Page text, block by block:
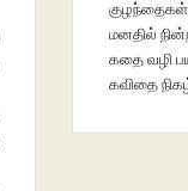
குழந்தைகள்
மனதில்
கதை வழி
கவிதை